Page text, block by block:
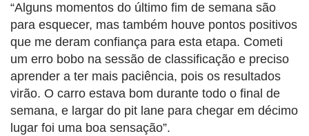
“Alguns momentos do último fim de semana são
para esquecer, mas também houve pontos positivos
que me deram confiança para esta etapa. Cometi
um erro bobo na sessão de classificação e preciso
aprender a ter mais paciência, pois os resultados
virão. O carro estava bom durante todo o final de
semana, e largar do pit lane para chegar em décimo
lugar foi uma boa sensação”.